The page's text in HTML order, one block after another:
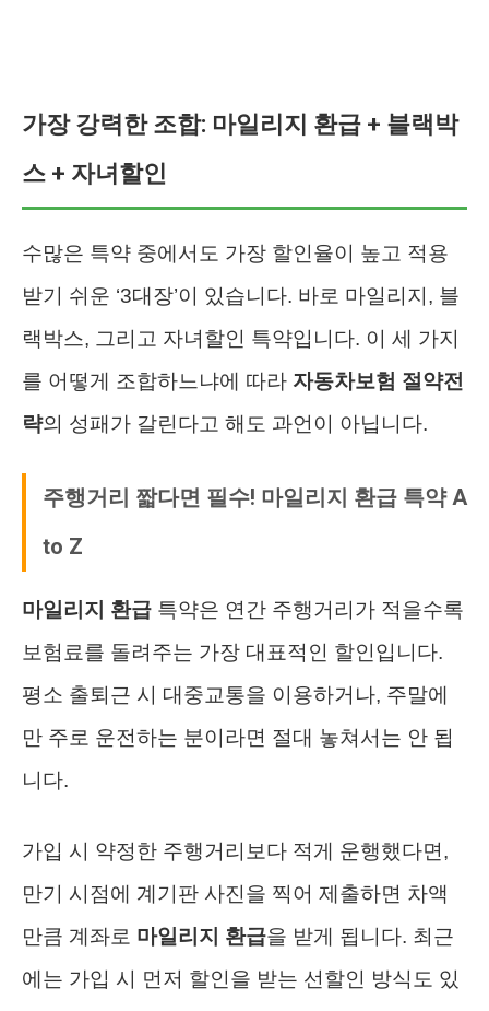
가장 강력한 조합: 마일리지 환급 + 블랙박
스 + 자녀할인
수많은 특약 중에서도 가장 할인율이 높고 적용
받기 쉬운 ‘3대장’이 있습니다. 바로 마일리지, 블
랙박스, 그리고 자녀할인 특약입니다. 이 세 가지
를 어떻게 조합하느냐에 따라 자동차보험 절약전
략의 성패가 갈린다고 해도 과언이 아닙니다.
주행거리 짧다면 필수! 마일리지 환급 특약 A
to Z
마일리지 환급 특약은 연간 주행거리가 적을수록
보험료를 돌려주는 가장 대표적인 할인입니다.
평소 출퇴근 시 대중교통을 이용하거나, 주말에
만 주로 운전하는 분이라면 절대 놓쳐서는 안 됩
니다.
가입 시 약정한 주행거리보다 적게 운행했다면,
만기 시점에 계기판 사진을 찍어 제출하면 차액
만큼 계좌로 마일리지 환급을 받게 됩니다. 최근
에는 가입 시 먼저 할인을 받는 선할인 방식도 있